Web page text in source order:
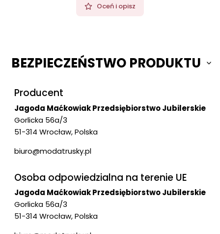
Oceń i opisz
BEZPIECZEŃSTWO PRODUKTU
Producent
Jagoda Maćkowiak Przedsiębiorstwo Jubilerskie
Gorlicka 56a/3
51-314 Wrocław, Polska
biuro@modatrusky.pl
Osoba odpowiedzialna na terenie UE
Jagoda Maćkowiak Przedsiębiorstwo Jubilerskie
Gorlicka 56a/3
51-314 Wrocław, Polska